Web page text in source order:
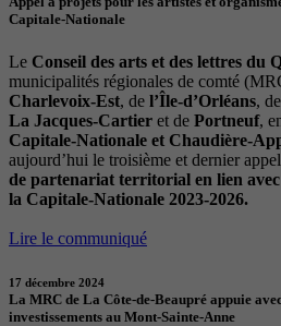
Capitale-Nationale
Le Conseil des arts et des lettres du
municipalités régionales de comté
Charlevoix-Est, de l’Île-d’Orléans, de
La Jacques-Cartier et de Portneuf,
Capitale-Nationale et Chaudière-
aujourd’hui le troisième et dernier
de partenariat territorial en lien
la Capitale-Nationale 2023-2026.
Lire le communiqué
17 décembre 2024
La MRC de La Côte-de-Beaupré appuie
investissements au Mont-Sainte-Anne